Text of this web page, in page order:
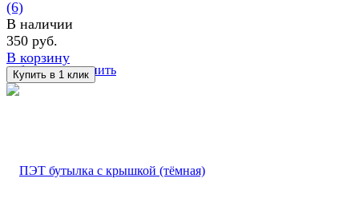
избранное сравнить
(6)
В наличии
350 руб.
В корзину